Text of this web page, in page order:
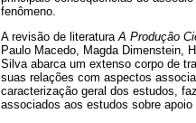
fenômeno.
A revisão de literaturaA Produção
Paulo Macedo, Magda Dimenstein,
Silva abarca um extenso corpo de
suas relações com aspectos
caracterização geral dos estudos,
associados aos estudos sobre apoio